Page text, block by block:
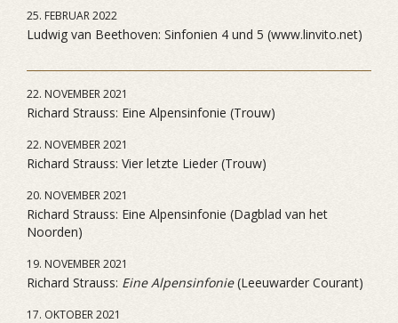
25. FEBRUAR 2022
Ludwig van Beethoven: Sinfonien 4 und 5 (www.linvito.net)
22. NOVEMBER 2021
Richard Strauss: Eine Alpensinfonie (Trouw)
22. NOVEMBER 2021
Richard Strauss: Vier letzte Lieder (Trouw)
20. NOVEMBER 2021
Richard Strauss: Eine Alpensinfonie (Dagblad van het
Noorden)
19. NOVEMBER 2021
Richard Strauss: Eine Alpensinfonie(Leeuwarder Courant)
17. OKTOBER 2021